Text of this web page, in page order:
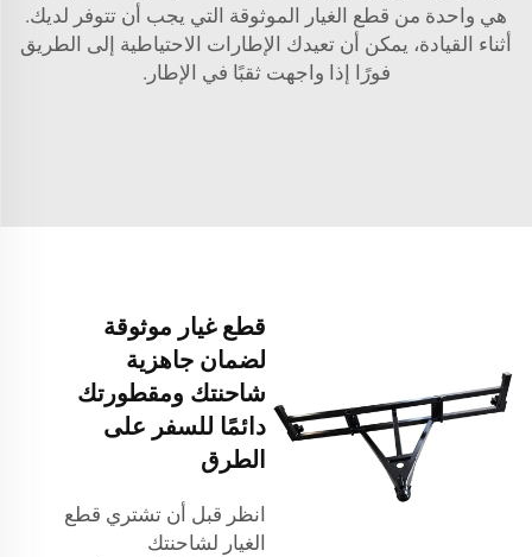
هي واحدة من قطع الغيار الموثوقة التي يجب أن تتوفر لديك.
أثناء القيادة، يمكن أن تعيدك الإطارات الاحتياطية إلى الطريق
فورًا إذا واجهت ثقبًا في الإطار.
قطع غيار موثوقة
لضمان جاهزية
شاحنتك ومقطورتك
دائمًا للسفر على
الطرق
انظر قبل أن تشتري قطع
الغيار لشاحنتك